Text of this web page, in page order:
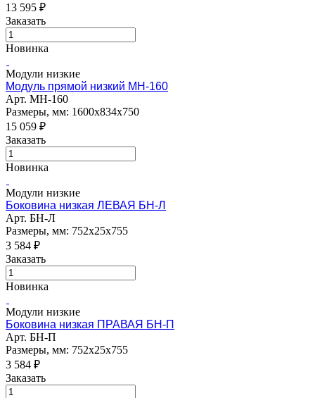
13 595 ₽
Заказать
Новинка
Модули низкие
Модуль прямой низкий МН-160
Арт. МН-160
Размеры, мм: 1600х834х750
15 059 ₽
Заказать
Новинка
Модули низкие
Боковина низкая ЛЕВАЯ БН-Л
Арт. БН-Л
Размеры, мм: 752х25х755
3 584 ₽
Заказать
Новинка
Модули низкие
Боковина низкая ПРАВАЯ БН-П
Арт. БН-П
Размеры, мм: 752х25х755
3 584 ₽
Заказать